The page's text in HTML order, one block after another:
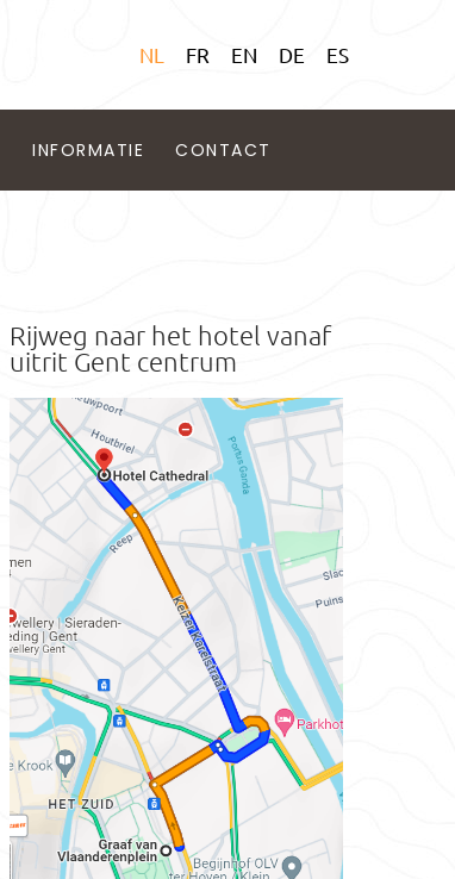
NL FR EN DE ES
INFORMATIE CONTACT
Rijweg naar het hotel vanaf
uitrit Gent centrum